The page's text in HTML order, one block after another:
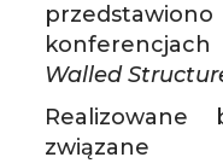
Walled
Realizowane
związane